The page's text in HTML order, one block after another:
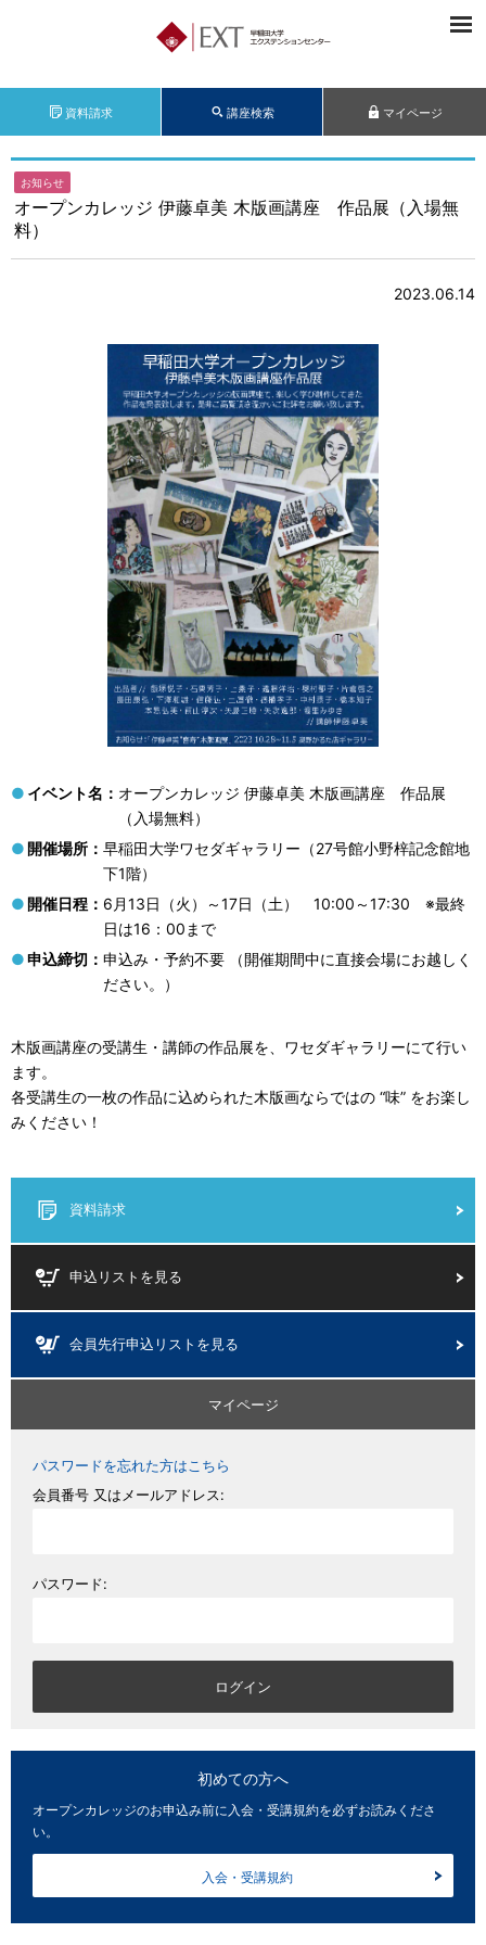
資料請求 講座検索 マイページ
お知らせ
オープンカレッジ 伊藤卓美 木版画講座 作品展（入場無
料）
2023.06.14
イベント名： オープンカレッジ 伊藤卓美 木版画講座 作品展
（入場無料）
開催場所： 早稲田大学ワセダギャラリー（27号館小野梓記念館地
下1階）
開催日程： 6月13日（火）～17日（土） 10:00～17:30 ※最終
日は16：00まで
申込締切： 申込み・予約不要 （開催期間中に直接会場にお越しく
ださい。）
木版画講座の受講生・講師の作品展を、ワセダギャラリーにて行い
ます。
各受講生の一枚の作品に込められた木版画ならではの “味” をお楽し
みください！
資料請求
申込リストを見る
会員先行申込リストを見る
マイページ
パスワードを忘れた方はこちら
会員番号 又はメールアドレス:
パスワード:
初めての方へ
オープンカレッジのお申込み前に入会・受講規約を必ずお読みくださ
い。
入会・受講規約